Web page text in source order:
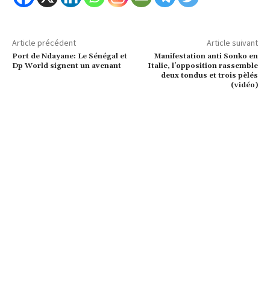
Article précédent
Port de Ndayane: Le Sénégal et
Dp World signent un avenant
Article suivant
Manifestation anti Sonko en
Italie, l’opposition rassemble
deux tondus et trois pèlés
(vidéo)